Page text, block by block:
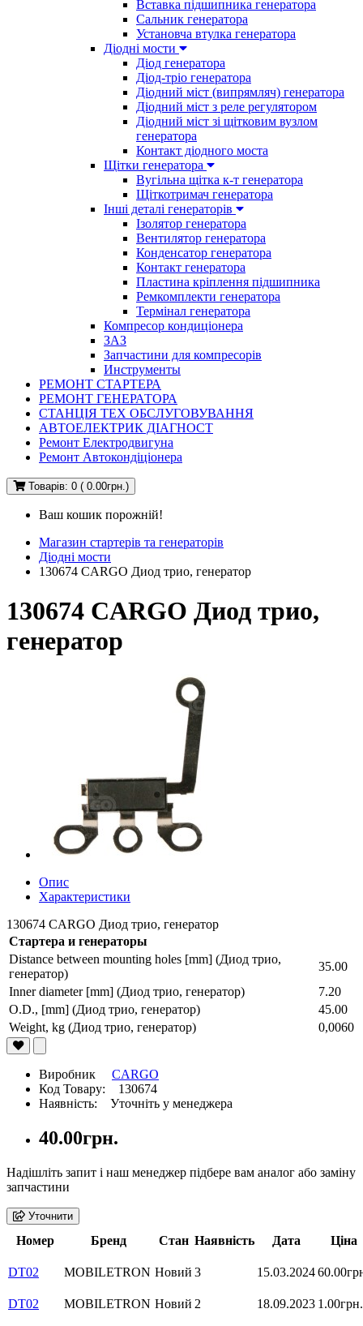
Вставка підшипника генератора
Сальник генератора
Установча втулка генератора
Діодні мости
Діод генератора
Діод-тріо генератора
Діодний міст (випрямляч) генератора
Діодний міст з реле регулятором
Діодний міст зі щітковим вузлом
генератора
Контакт діодного моста
Щітки генератора
Вугільна щітка к-т генератора
Щіткотримач генератора
Інші деталі генераторів
Ізолятор генератора
Вентилятор генератора
Конденсатор генератора
Контакт генератора
Пластина кріплення підшипника
Ремкомплекти генератора
Термінал генератора
Компресор кондиціонера
ЗАЗ
Запчастини для компресорів
Инструменты
РЕМОНТ СТАРТЕРА
РЕМОНТ ГЕНЕРАТОРА
СТАНЦІЯ ТЕХ ОБСЛУГОВУВАННЯ
АВТОЕЛЕКТРИК ДІАГНОСТ
Ремонт Електродвигуна
Ремонт Автокондіціонера
Товарів: 0 ( 0.00грн.)
Ваш кошик порожній!
Магазин стартерів та генераторів
Діодні мости
130674 CARGO Диод трио, генератор
130674 CARGO Диод трио,
генератор
Опис
Характеристики
130674 CARGO Диод трио, генератор
Стартера и генераторы
Distance between mounting holes [mm] (Диод трио,
генератор)
35.00
Inner diameter [mm] (Диод трио, генератор)
7.20
O.D., [mm] (Диод трио, генератор)
45.00
Weight, kg (Диод трио, генератор)
0,0060
Виробник CARGO
Код Товару: 130674
Наявність: Уточніть у менеджера
40.00грн.
Надішліть запит і наш менеджер підбере вам аналог або заміну
запчастини
Уточнити
Номер Бренд Стан Наявність Дата Ціна
DT02 MOBILETRON Новий 3 15.03.2024
DT02 MOBILETRON Новий 2 18.09.2023 1.00грн.